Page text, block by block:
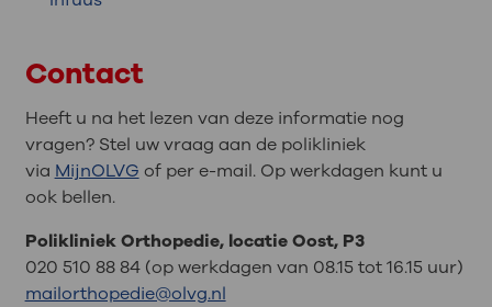
Contact
Heeft u na het lezen van deze informatie nog
vragen? Stel uw vraag aan de polikliniek
via MijnOLVG of per e-mail. Op werkdagen kunt u
ook bellen.
Polikliniek Orthopedie, locatie Oost, P3
020 510 88 84 (op werkdagen van 08.15 tot 16.15 uur)
mailorthopedie@olvg.nl